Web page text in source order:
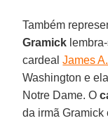
Também
Gramick
cardealJames
Washington e
Notre Dame. O
da irmã Gramick